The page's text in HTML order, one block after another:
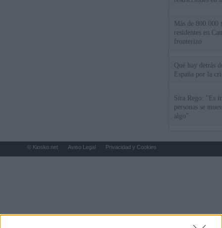
Más de 800.000
residentes en
fronterizo
Qué hay detrás
España por la
Sira Rego: "Es
personas se
algo"
© Kiosko.net Aviso Legal Privacidad y Cookies